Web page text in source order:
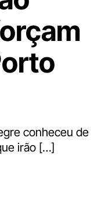
conheceu de
irão […]